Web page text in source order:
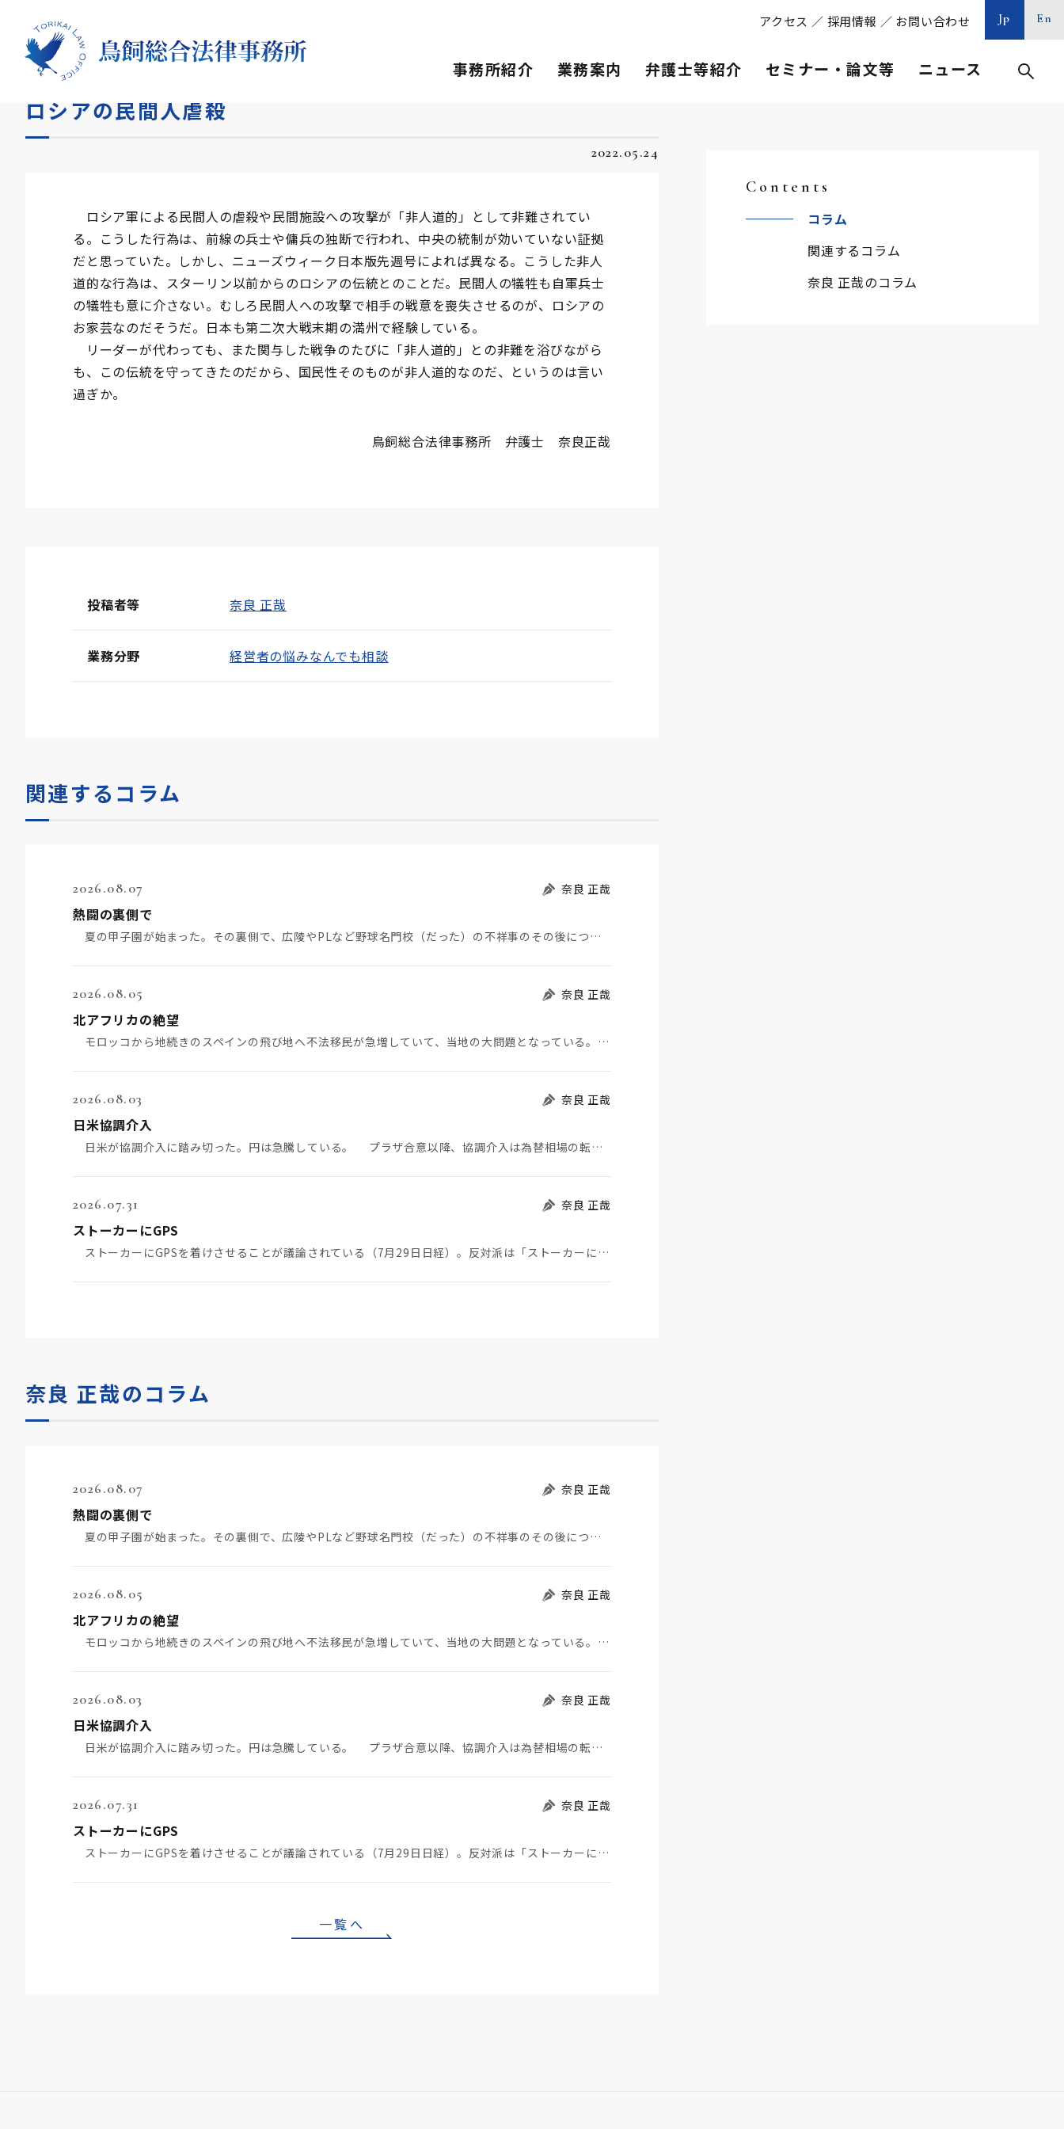
アクセス ／ 採用情報 ／ お問い合わせ Jp En
事務所紹介 業務案内 弁護士等紹介 セミナー・論文等 ニュース
HOME
ロシアの民間人虐殺
2022.05.24
ロシア軍による民間人の虐殺や民間施設への攻撃が「非人道的」として非難されてい
る。こうした行為は、前線の兵士や傭兵の独断で行われ、中央の統制が効いていない証拠
だと思っていた。しかし、ニューズウィーク日本版先週号によれば異なる。こうした非人
道的な行為は、スターリン以前からのロシアの伝統とのことだ。民間人の犠牲も自軍兵士
の犠牲も意に介さない。むしろ民間人への攻撃で相手の戦意を喪失させるのが、ロシアの
お家芸なのだそうだ。日本も第二次大戦末期の満州で経験している。
リーダーが代わっても、また関与した戦争のたびに「非人道的」との非難を浴びながら
も、この伝統を守ってきたのだから、国民性そのものが非人道的なのだ、というのは言い
過ぎか。
鳥飼総合法律事務所 弁護士 奈良正哉
投稿者等 奈良 正哉
業務分野 経営者の悩みなんでも相談
関連するコラム
2026.08.07 奈良 正哉
熱闘の裏側で
夏の甲子園が始まった。その裏側で、広陵やPLなど野球名門校（だった）の不祥事のその後について、「熱…
2026.08.05 奈良 正哉
北アフリカの絶望
モロッコから地続きのスペインの飛び地へ不法移民が急増していて、当地の大問題となっている。「海を泳い…
2026.08.03 奈良 正哉
日米協調介入
日米が協調介入に踏み切った。円は急騰している。 プラザ合意以降、協調介入は為替相場の転機になって…
2026.07.31 奈良 正哉
ストーカーにGPS
ストーカーにGPSを着けさせることが議論されている（7月29日日経）。反対派は「ストーカーにも人権…
奈良 正哉のコラム
2026.08.07 奈良 正哉
熱闘の裏側で
夏の甲子園が始まった。その裏側で、広陵やPLなど野球名門校（だった）の不祥事のその後について、「熱…
2026.08.05 奈良 正哉
北アフリカの絶望
モロッコから地続きのスペインの飛び地へ不法移民が急増していて、当地の大問題となっている。「海を泳い…
2026.08.03 奈良 正哉
日米協調介入
日米が協調介入に踏み切った。円は急騰している。 プラザ合意以降、協調介入は為替相場の転機になって…
2026.07.31 奈良 正哉
ストーカーにGPS
ストーカーにGPSを着けさせることが議論されている（7月29日日経）。反対派は「ストーカーにも人権…
一覧へ
Contents
コラム
関連するコラム
奈良 正哉のコラム